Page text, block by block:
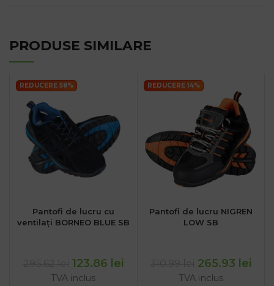
PRODUSE SIMILARE
REDUCERE 58%
Pantofi de lucru cu
ventilați BORNEO BLUE SB
123.86 lei
TVA inclus
REDUCERE 14%
Pantofi de lucru NIGREN
LOW SB
265.93 lei
TVA inclus